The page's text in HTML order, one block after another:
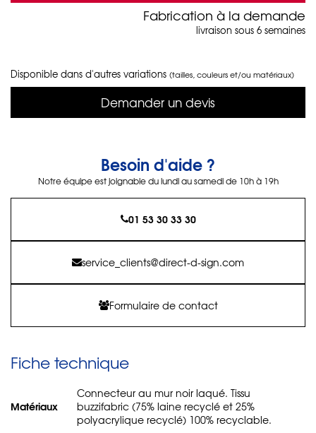
Fabrication à la demande
livraison sous 6 semaines
Disponible dans d'autres variations (tailles, couleurs et/ou matériaux)
Demander un devis
Besoin d'aide ?
Notre équipe est joignable du lundi au samedi de 10h à 19h
01 53 30 33 30
service_clients@direct-d-sign.com
Formulaire de contact
Fiche technique
Matériaux
Connecteur au mur noir laqué. Tissu
buzzifabric (75% laine recyclé et 25%
polyacrylique recyclé) 100% recyclable.